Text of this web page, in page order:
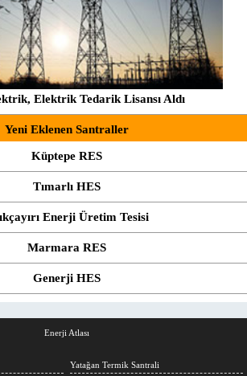
Elektrik Tedarik Lisansı Aldı
Yeni Eklenen Santraller
Küptepe RES
Tımarlı HES
Enerji Üretim Tesisi
Marmara RES
Generji HES
Enerji Atlası
Yatağan Termik Santrali